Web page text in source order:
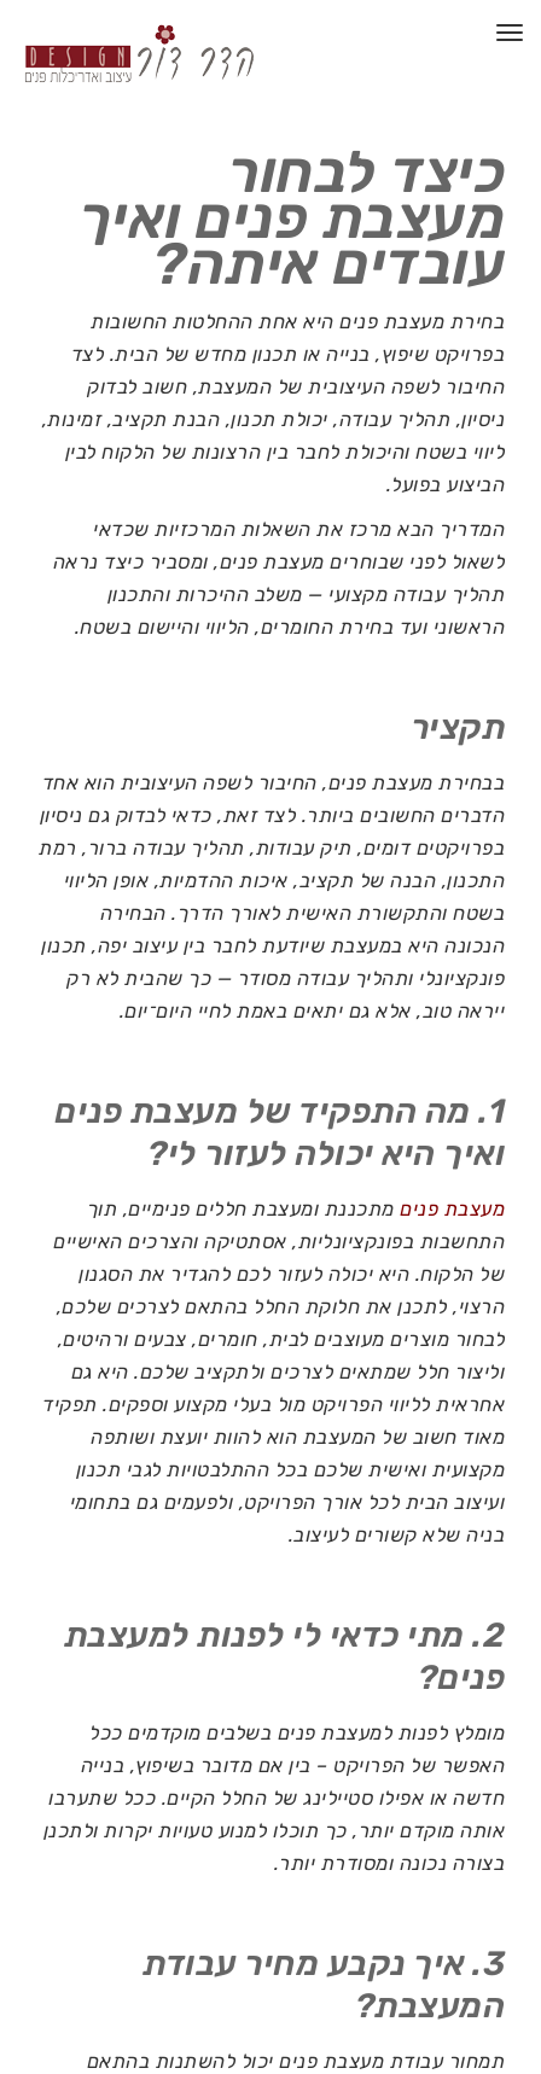
תפריט
כיצד לבחור
מעצבת פנים ואיך
עובדים איתה?
בחירת מעצבת פנים היא אחת ההחלטות החשובות
בפרויקט שיפוץ, בנייה או תכנון מחדש של הבית. לצד
החיבור לשפה העיצובית של המעצבת, חשוב לבדוק
ניסיון, תהליך עבודה, יכולת תכנון, הבנת תקציב, זמינות,
ליווי בשטח והיכולת לחבר בין הרצונות של הלקוח לבין
הביצוע בפועל.
המדריך הבא מרכז את השאלות המרכזיות שכדאי
לשאול לפני שבוחרים מעצבת פנים, ומסביר כיצד נראה
תהליך עבודה מקצועי — משלב ההיכרות והתכנון
הראשוני ועד בחירת החומרים, הליווי והיישום בשטח.
תקציר
בבחירת מעצבת פנים, החיבור לשפה העיצובית הוא אחד
הדברים החשובים ביותר. לצד זאת, כדאי לבדוק גם ניסיון
בפרויקטים דומים, תיק עבודות, תהליך עבודה ברור, רמת
התכנון, הבנה של תקציב, איכות ההדמיות, אופן הליווי
בשטח והתקשורת האישית לאורך הדרך. הבחירה
הנכונה היא במעצבת שיודעת לחבר בין עיצוב יפה, תכנון
פונקציונלי ותהליך עבודה מסודר — כך שהבית לא רק
ייראה טוב, אלא גם יתאים באמת לחיי היום־יום.
1. מה התפקיד של מעצבת פנים
ואיך היא יכולה לעזור לי?
מעצבת פנים מתכננת ומעצבת חללים פנימיים, תוך
התחשבות בפונקציונליות, אסתטיקה והצרכים האישיים
של הלקוח. היא יכולה לעזור לכם להגדיר את הסגנון
הרצוי, לתכנן את חלוקת החלל בהתאם לצרכים שלכם,
לבחור מוצרים מעוצבים לבית, חומרים, צבעים ורהיטים,
וליצור חלל שמתאים לצרכים ולתקציב שלכם. היא גם
אחראית לליווי הפרויקט מול בעלי מקצוע וספקים. תפקיד
מאוד חשוב של המעצבת הוא להוות יועצת ושותפה
מקצועית ואישית שלכם בכל ההתלבטויות לגבי תכנון
ועיצוב הבית לכל אורך הפרויקט, ולפעמים גם בתחומי
בניה שלא קשורים לעיצוב.
2. מתי כדאי לי לפנות למעצבת
פנים?
מומלץ לפנות למעצבת פנים בשלבים מוקדמים ככל
האפשר של הפרויקט – בין אם מדובר בשיפוץ, בנייה
חדשה או אפילו סטיילינג של החלל הקיים. ככל שתערבו
אותה מוקדם יותר, כך תוכלו למנוע טעויות יקרות ולתכנן
בצורה נכונה ומסודרת יותר.
3. איך נקבע מחיר עבודת
המעצבת?
תמחור עבודת מעצבת פנים יכול להשתנות בהתאם